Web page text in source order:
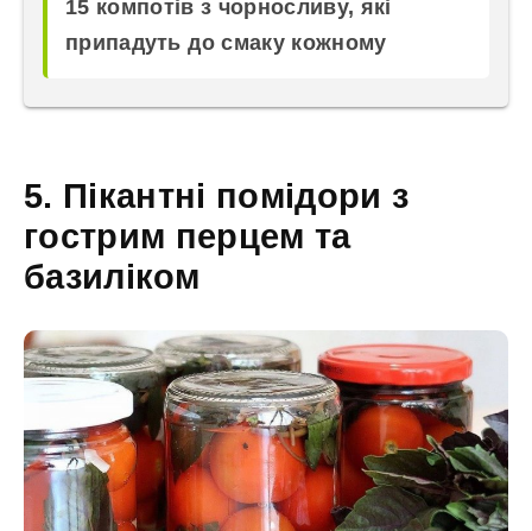
15 компотів з чорносливу, які
припадуть до смаку кожному
5. Пікантні помідори з
гострим перцем та
базиліком